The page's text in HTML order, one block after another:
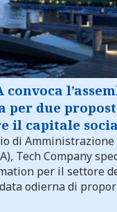
convoca
due
il capitale
di Amministrazione
Tech Company
per il settore
odierna di